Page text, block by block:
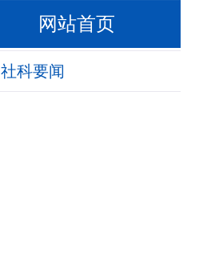
网站首页
社科要闻